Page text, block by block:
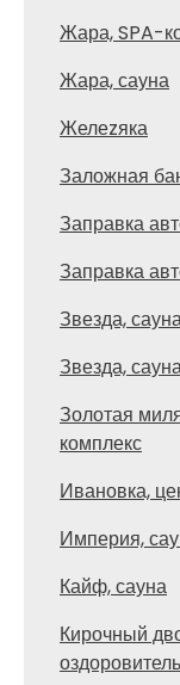
Жара, SPA-
Жара, сауна
Желеzяка
Заложная
Заправка
Заправка
Звезда,
Звезда,
Золотая
комплекс
Ивановка,
Империя,
Кайф, сауна
Кирочный